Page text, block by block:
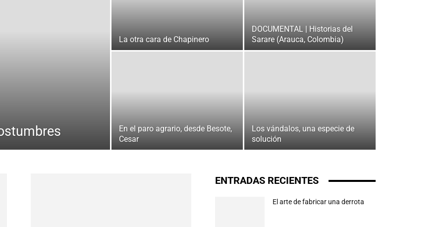
La otra cara de Chapinero
DOCUMENTAL | Historias del
Sarare (Arauca, Colombia)
En el paro agrario, desde Besote,
Cesar
Los vándalos, una especie de
solución
ENTRADAS RECIENTES
El arte de fabricar una derrota